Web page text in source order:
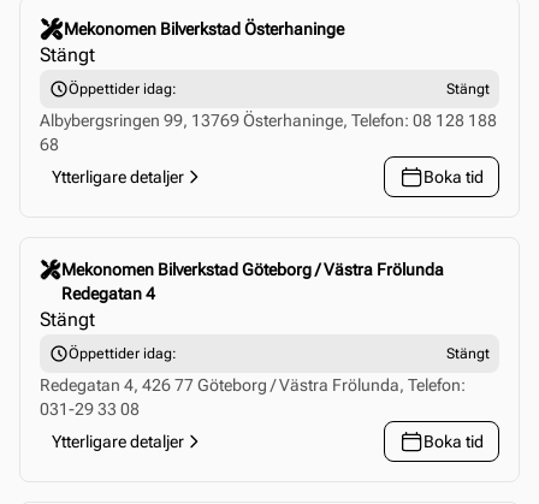
Mekonomen Bilverkstad Österhaninge
Stängt
Öppettider idag: Stängt
Albybergsringen 99, 13769 Österhaninge, Telefon: 08 128 188
68
Ytterligare detaljer
Boka tid
Click to select this store
Mekonomen Bilverkstad Göteborg / Västra Frölunda
Redegatan 4
Stängt
Öppettider idag: Stängt
Redegatan 4, 426 77 Göteborg / Västra Frölunda, Telefon:
031-29 33 08
Ytterligare detaljer
Boka tid
Click to select this store